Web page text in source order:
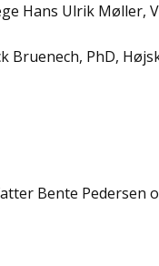
Hans Ulrik Møller,
PhD,
Bente Pedersen